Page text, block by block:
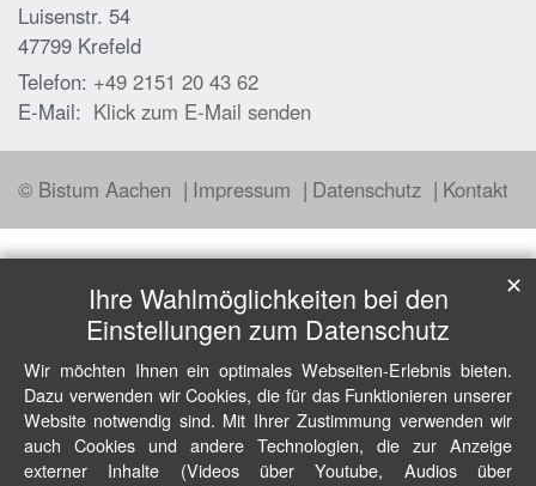
Luisenstr. 54
47799 Krefeld
Telefon: +49 2151 20 43 62
E-Mail: Klick zum E-Mail senden
© Bistum Aachen Impressum Datenschutz Kontakt
Ihre Wahlmöglichkeiten bei den
Einstellungen zum Datenschutz
Wir möchten Ihnen ein optimales Webseiten-Erlebnis bieten.
Dazu verwenden wir Cookies, die für das Funktionieren unserer
Website notwendig sind. Mit Ihrer Zustimmung verwenden wir
auch Cookies und andere Technologien, die zur Anzeige
externer Inhalte (Videos über Youtube, Audios über
✕